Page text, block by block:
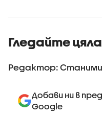
Гледайте
Редактор:
Добави ни в
Google